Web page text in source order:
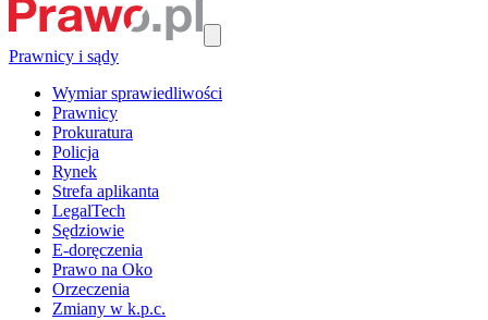
Prawnicy i sądy
Wymiar sprawiedliwości
Prawnicy
Prokuratura
Policja
Rynek
Strefa aplikanta
LegalTech
Sędziowie
E-doręczenia
Prawo na Oko
Orzeczenia
Zmiany w k.p.c.